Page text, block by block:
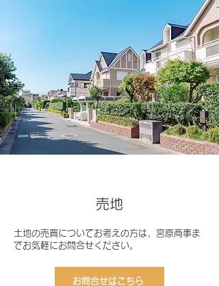
売地
土地の売買についてお考えの方は、宮原商事ま
でお気軽にお問合せください。
お問合せはこちら